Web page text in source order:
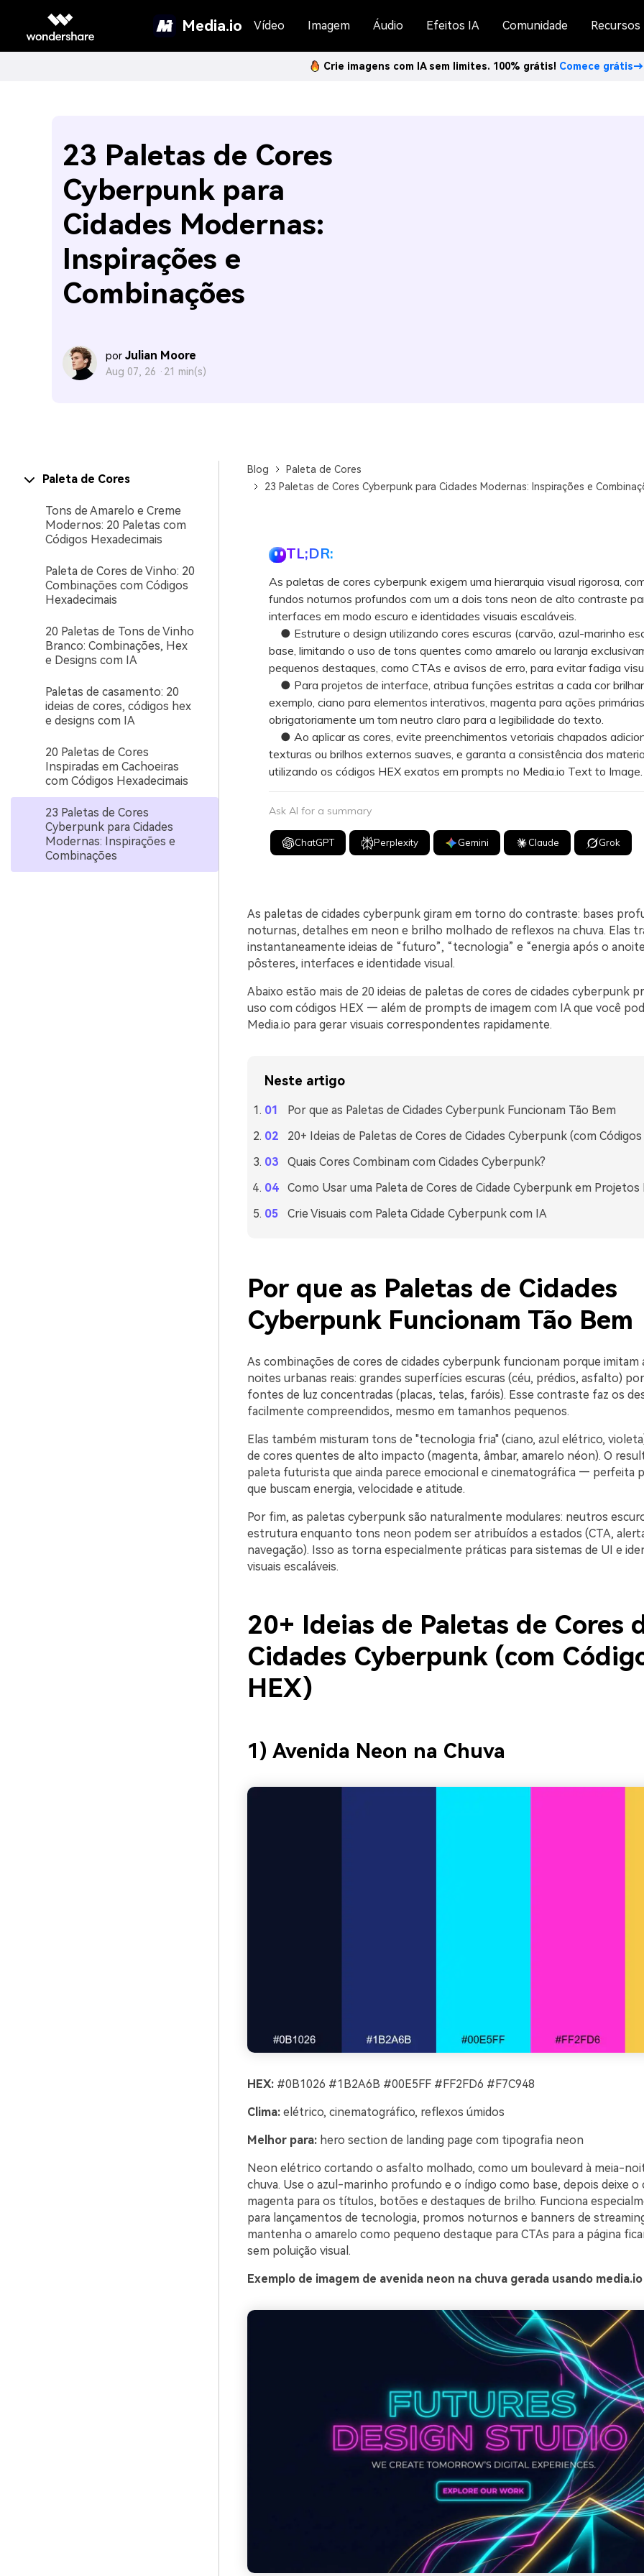
Media.io Vídeo Imagem Áudio Efeitos IA Comunidade Recursos
Crie imagens com IA sem limites. 100% grátis! Comece grátis→
23 Paletas de Cores
Cyberpunk para
Cidades Modernas:
Inspirações e
Combinações
por Julian Moore
Aug 07, 26 · 21 min(s)
Paleta de Cores
Tons de Amarelo e Creme
Modernos: 20 Paletas com
Códigos Hexadecimais
Paleta de Cores de Vinho: 20
Combinações com Códigos
Hexadecimais
20 Paletas de Tons de Vinho
Branco: Combinações, Hex
e Designs com IA
Paletas de casamento: 20
ideias de cores, códigos hex
e designs com IA
20 Paletas de Cores
Inspiradas em Cachoeiras
com Códigos Hexadecimais
23 Paletas de Cores
Cyberpunk para Cidades
Modernas: Inspirações e
Combinações
Blog
Paleta de Cores
23 Paletas de Cores Cyberpunk para Cidades Modernas: Inspirações e
TL;DR:
As paletas de cores cyberpunk exigem uma hierarquia visual rigorosa,
fundos noturnos profundos com um a dois tons neon de alto contraste
interfaces em modo escuro e identidades visuais escaláveis.
● Estruture o design utilizando cores escuras (carvão, azul-marinho
base, limitando o uso de tons quentes como amarelo ou laranja
pequenos destaques, como CTAs e avisos de erro, para evitar fadiga
● Para projetos de interface, atribua funções estritas a cada cor
exemplo, ciano para elementos interativos, magenta para ações
obrigatoriamente um tom neutro claro para a legibilidade do texto.
● Ao aplicar as cores, evite preenchimentos vetoriais chapados
texturas ou brilhos externos suaves, e garanta a consistência dos
utilizando os códigos HEX exatos em prompts no Media.io Text to Image.
Ask AI for a summary
ChatGPT Perplexity Gemini Claude Grok
As paletas de cidades cyberpunk giram em torno do contraste: bases
noturnas, detalhes em neon e brilho molhado de reflexos na chuva. Elas
instantaneamente ideias de “futuro”, “tecnologia” e “energia após o
pôsteres, interfaces e identidade visual.
Abaixo estão mais de 20 ideias de paletas de cores de cidades cyberpunk
uso com códigos HEX — além de prompts de imagem com IA que você
Media.io para gerar visuais correspondentes rapidamente.
Neste artigo
Por que as Paletas de Cidades Cyberpunk Funcionam Tão Bem
20+ Ideias de Paletas de Cores de Cidades Cyberpunk (com
Quais Cores Combinam com Cidades Cyberpunk?
Como Usar uma Paleta de Cores de Cidade Cyberpunk em Projetos
Crie Visuais com Paleta Cidade Cyberpunk com IA
Por que as Paletas de Cidades
Cyberpunk Funcionam Tão Bem
As combinações de cores de cidades cyberpunk funcionam porque imitam
noites urbanas reais: grandes superfícies escuras (céu, prédios, asfalto)
fontes de luz concentradas (placas, telas, faróis). Esse contraste faz os
facilmente compreendidos, mesmo em tamanhos pequenos.
Elas também misturam tons de "tecnologia fria" (ciano, azul elétrico,
de cores quentes de alto impacto (magenta, âmbar, amarelo néon). O
paleta futurista que ainda parece emocional e cinematográfica — perfeita
que buscam energia, velocidade e atitude.
Por fim, as paletas cyberpunk são naturalmente modulares: neutros
estrutura enquanto tons neon podem ser atribuídos a estados (CTA,
navegação). Isso as torna especialmente práticas para sistemas de UI e
visuais escaláveis.
20+ Ideias de Paletas de Cores
Cidades Cyberpunk (com
HEX)
1) Avenida Neon na Chuva
HEX:#0B1026 #1B2A6B #00E5FF #FF2FD6 #F7C948
Clima:elétrico, cinematográfico, reflexos úmidos
Melhor para:hero section de landing page com tipografia neon
Neon elétrico cortando o asfalto molhado, como um boulevard à meia-
chuva. Use o azul-marinho profundo e o índigo como base, depois deixe o
magenta para os títulos, botões e destaques de brilho. Funciona
para lançamentos de tecnologia, promos noturnos e banners de
mantenha o amarelo como pequeno destaque para CTAs para a página
sem poluição visual.
Exemplo de imagem de avenida neon na chuva gerada usando media.io